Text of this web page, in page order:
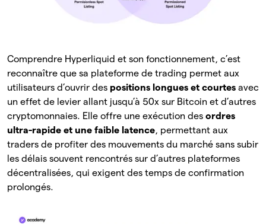
Comprendre Hyperliquid et son fonctionnement, c’est
reconnaître que sa plateforme de trading permet aux
utilisateurs d’ouvrir des positions longues et courtes avec
un effet de levier allant jusqu’à 50x sur Bitcoin et d’autres
cryptomonnaies. Elle offre une exécution des ordres
ultra-rapide et une faible latence, permettant aux
traders de profiter des mouvements du marché sans subir
les délais souvent rencontrés sur d’autres plateformes
décentralisées, qui exigent des temps de confirmation
prolongés.